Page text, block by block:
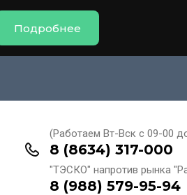
Подробнее
(Работаем Вт-Вск с 09-00
8 (8634) 317-000
"ТЭСКО" напротив рынка
8 (988) 579-95-94